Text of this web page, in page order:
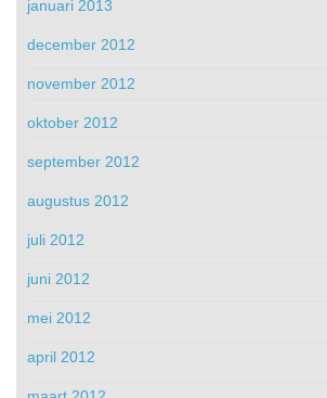
januari 2013
december 2012
november 2012
oktober 2012
september 2012
augustus 2012
juli 2012
juni 2012
mei 2012
april 2012